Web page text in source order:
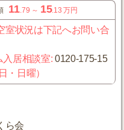
11 .79 ～ 15.13 万円
状況は下記へお問い合
入居相談室:0120-175-15
・日曜）
ら会